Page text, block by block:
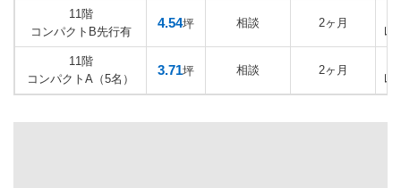
11階
コンパクトB先行有
4.54坪 相談 2ヶ月
レ
11階
コンパクトA（5名）
3.71坪 相談 2ヶ月
レ